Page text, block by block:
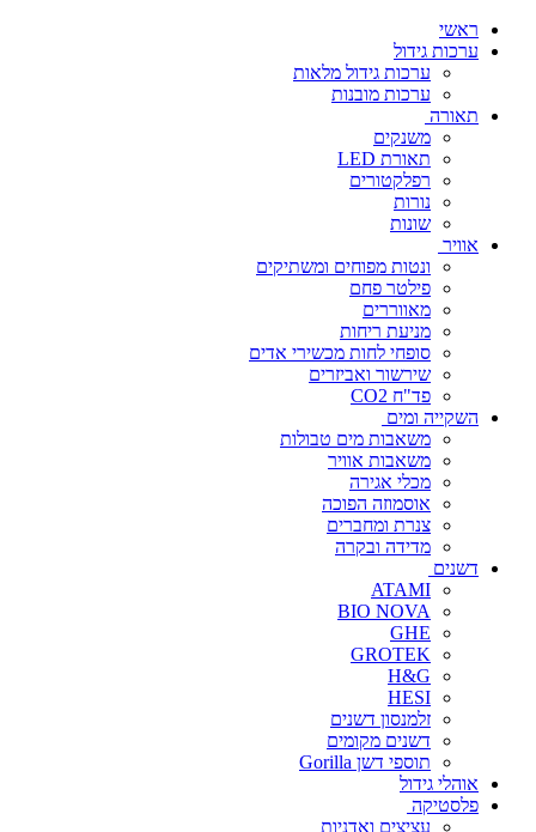
ראשי
ערכות גידול
ערכות גידול מלאות
ערכות מובנות
תאורה
משנקים
תאורת LED
רפלקטורים
נורות
שונות
אוויר
ונטות מפוחים ומשתיקים
פילטר פחם
מאווררים
מניעת ריחות
סופחי לחות מכשירי אדים
שירשור ואביזרים
פד"ח CO2
השקייה ומים
משאבות מים טבולות
משאבות אוויר
מכלי אגירה
אוסמוזה הפוכה
צנרת ומחברים
מדידה ובקרה
דשנים
ATAMI
BIO NOVA
GHE
GROTEK
H&G
HESI
זלמנסון דשנים
דשנים מקומים
תוספי דשן Gorilla
אוהלי גידול
פלסטיקה
עציצים ואדניות